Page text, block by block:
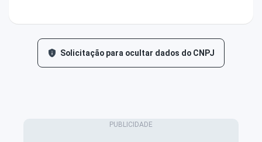
Solicitação para ocultar dados do CNPJ